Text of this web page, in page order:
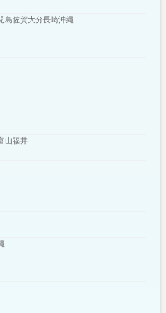
島佐賀大分長崎沖縄
山福井